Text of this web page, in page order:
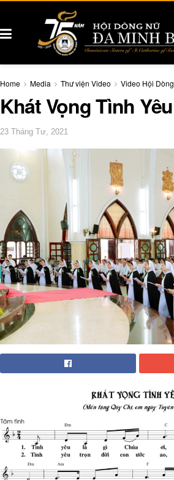
Home Media Thư viện Video Video Hội Dòng
Khát Vọng Tình Yêu
23 Tháng Tư, 2021